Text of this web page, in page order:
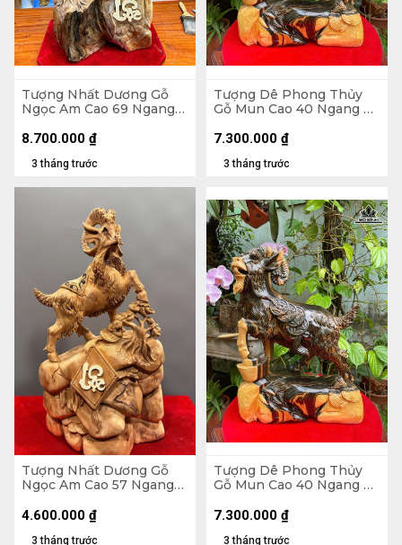
Tượng Nhất Dương Gỗ
Ngọc Am Cao 69 Ngang
3 tháng trước
8.700.000 ₫
Tượng Dê Phong Thủy
Gỗ Mun Cao 40 Ngang 29
3 tháng trước
7.300.000 ₫
Tượng Nhất Dương Gỗ
Ngọc Am Cao 57 Ngang
3 tháng trước
4.600.000 ₫
Tượng Dê Phong Thủy
Gỗ Mun Cao 40 Ngang 29
3 tháng trước
7.300.000 ₫